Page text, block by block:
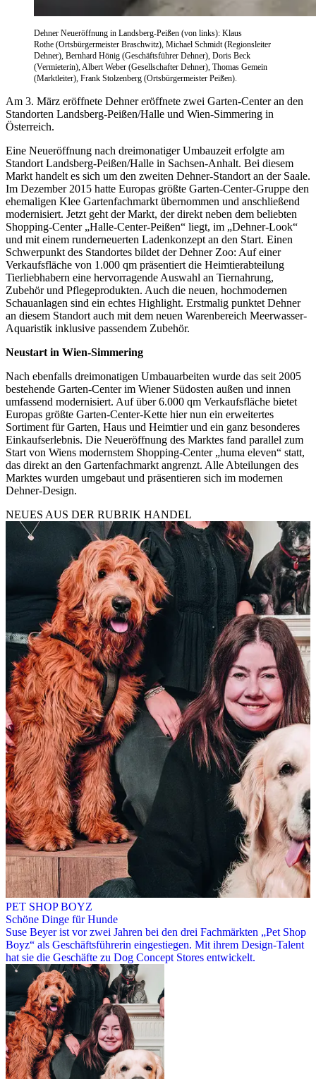
Dehner Neueröffnung in Landsberg-Peißen (von links): Klaus
Rothe (Ortsbürgermeister Braschwitz), Michael Schmidt (Regionsleiter
Dehner), Bernhard Hönig (Geschäftsführer Dehner), Doris Beck
(Vermieterin), Albert Weber (Gesellschafter Dehner), Thomas Gemein
(Marktleiter), Frank Stolzenberg (Ortsbürgermeister Peißen).
Am 3. März eröffnete Dehner eröffnete zwei Garten-Center an den
Standorten Landsberg-Peißen/Halle und Wien-Simmering in
Österreich.
Eine Neueröffnung nach dreimonatiger Umbauzeit erfolgte am
Standort Landsberg-Peißen/Halle in Sachsen-Anhalt. Bei diesem
Markt handelt es sich um den zweiten Dehner-Standort an der Saale.
Im Dezember 2015 hatte Europas größte Garten-Center-Gruppe den
ehemaligen Klee Gartenfachmarkt übernommen und anschließend
modernisiert. Jetzt geht der Markt, der direkt neben dem beliebten
Shopping-Center „Halle-Center-Peißen“ liegt, im „Dehner-Look“
und mit einem runderneuerten Ladenkonzept an den Start. Einen
Schwerpunkt des Standortes bildet der Dehner Zoo: Auf einer
Verkaufsfläche von 1.000 qm präsentiert die Heimtierabteilung
Tierliebhabern eine hervorragende Auswahl an Tiernahrung,
Zubehör und Pflegeprodukten. Auch die neuen, hochmodernen
Schauanlagen sind ein echtes Highlight. Erstmalig punktet Dehner
an diesem Standort auch mit dem neuen Warenbereich Meerwasser-
Aquaristik inklusive passendem Zubehör.
Neustart in Wien-Simmering
Nach ebenfalls dreimonatigen Umbauarbeiten wurde das seit 2005
bestehende Garten-Center im Wiener Südosten außen und innen
umfassend modernisiert. Auf über 6.000 qm Verkaufsfläche bietet
Europas größte Garten-Center-Kette hier nun ein erweitertes
Sortiment für Garten, Haus und Heimtier und ein ganz besonderes
Einkaufserlebnis. Die Neueröffnung des Marktes fand parallel zum
Start von Wiens modernstem Shopping-Center „huma eleven“ statt,
das direkt an den Gartenfachmarkt angrenzt. Alle Abteilungen des
Marktes wurden umgebaut und präsentieren sich im modernen
Dehner-Design.
NEUES AUS DER RUBRIK HANDEL
PET SHOP BOYZ
Schöne Dinge für Hunde
Suse Beyer ist vor zwei Jahren bei den drei Fachmärkten „Pet Shop
Boyz“ als Geschäftsführerin eingestiegen. Mit ihrem Design-Talent
hat sie die Geschäfte zu Dog Concept Stores entwickelt.